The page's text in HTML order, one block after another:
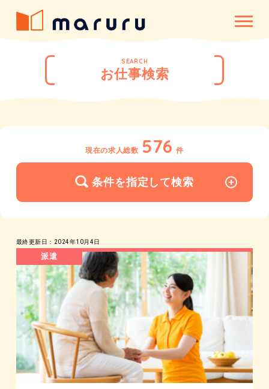
SEARCH
お仕事検索
現在の求人総数 576 件
条件を指定して検索
最終更新日：2024年10月4日
派遣